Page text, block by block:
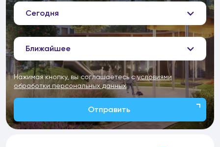
Сегодня
Ближайшее
Нажимая кнопку, вы соглашаетесь сусловиями
обработки персональных данных
Отправить